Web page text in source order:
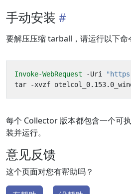
手动安装
要解压压缩 tarball，请运行以下命
Invoke-WebRequest -Uri
tar
-xvzf otelcol_0. 153.
每个 Collector 版本都包含一个可
装并运行。
意见反馈
这个页面对您有帮助吗？